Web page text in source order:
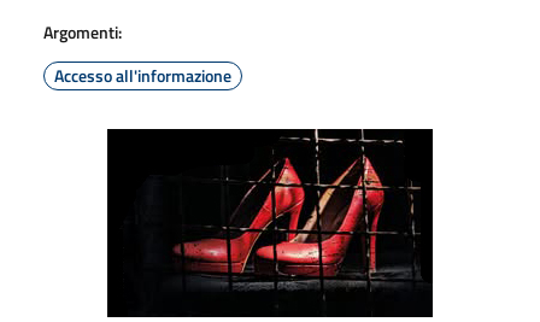
Argomenti:
Accesso all'informazione